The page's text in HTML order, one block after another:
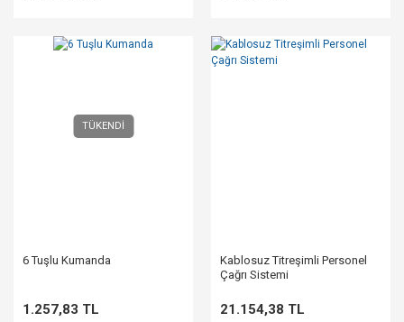
TÜKENDİ
6 Tuşlu Kumanda
1.257,83 TL
Kablosuz Titreşimli Personel
Çağrı Sistemi
21.154,38 TL